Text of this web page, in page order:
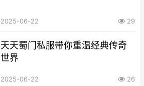
2025-06-22 29
天天蜀门私服带你重温经典传奇
世界
2025-06-22 26